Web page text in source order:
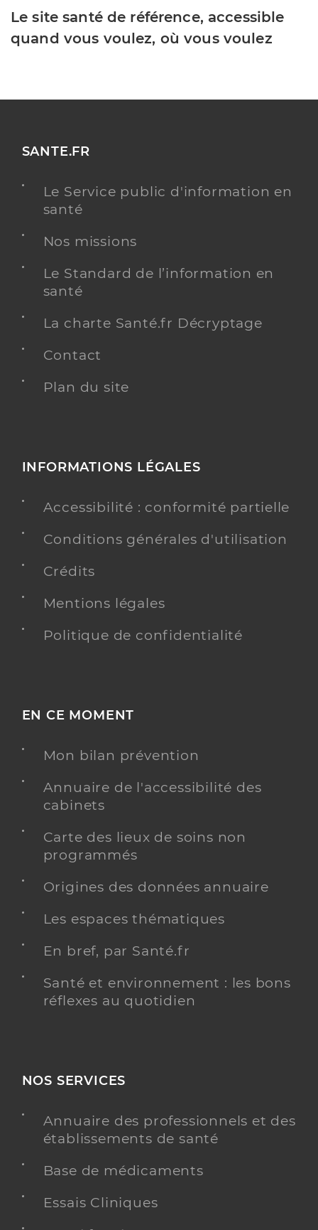
Le site santé de référence, accessible
quand vous voulez, où vous voulez
SANTE.FR
Le Service public d'information en
santé
Nos missions
Le Standard de l’information en
santé
La charte Santé.fr Décryptage
Contact
Plan du site
INFORMATIONS LÉGALES
Accessibilité : conformité partielle
Conditions générales d'utilisation
Crédits
Mentions légales
Politique de confidentialité
EN CE MOMENT
Mon bilan prévention
Annuaire de l'accessibilité des
cabinets
Carte des lieux de soins non
programmés
Origines des données annuaire
Les espaces thématiques
En bref, par Santé.fr
Santé et environnement : les bons
réflexes au quotidien
NOS SERVICES
Annuaire des professionnels et des
établissements de santé
Base de médicaments
Essais Cliniques